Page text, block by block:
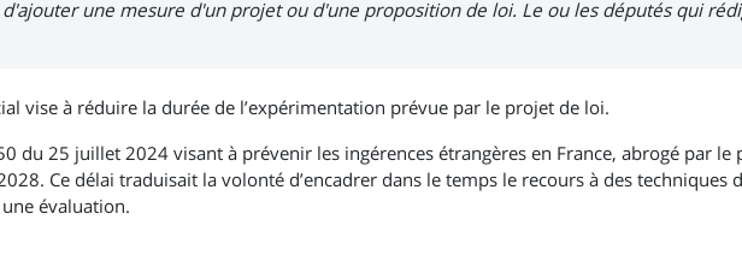
une mesure d'un projet ou d'une proposition de loi. Le ou les députés qui
vise à réduire la durée de l’expérimentation prévue par le projet de loi.
du 25 juillet 2024 visant à prévenir les ingérences étrangères en France, abrogé par le
Ce délai traduisait la volonté d’encadrer dans le temps le recours à des techniques
évaluation.